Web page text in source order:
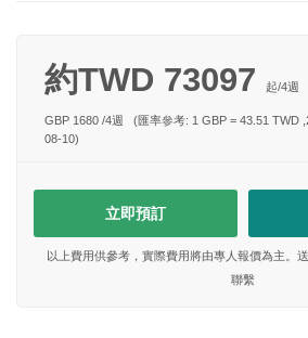
約TWD 73097 起/4週
GBP 1680 /4週
(匯率參考: 1 GBP = 43.51 TWD
08-10)
立即預訂
以上費用供參考，實際費用將由專人報價為主。
聯繫